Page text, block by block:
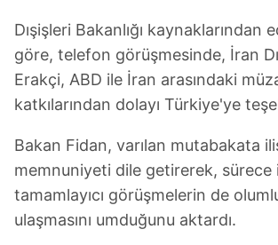
Dışişleri Bakanlığı kaynaklarından
göre, telefon görüşmesinde, İran
Erakçi, ABD ile İran arasındaki
katkılarından dolayı Türkiye'ye
Bakan Fidan, varılan mutabakata
memnuniyeti dile getirerek, sürece
tamamlayıcı görüşmelerin de
ulaşmasını umduğunu aktardı.